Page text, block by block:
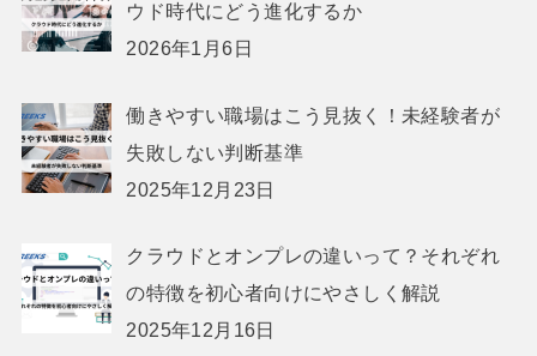
ウド時代にどう進化するか
2026年1月6日
働きやすい職場はこう見抜く！未経験者が
失敗しない判断基準
2025年12月23日
クラウドとオンプレの違いって？それぞれ
の特徴を初心者向けにやさしく解説
2025年12月16日